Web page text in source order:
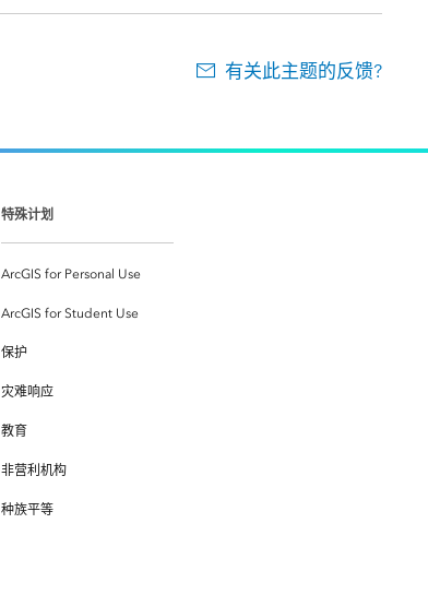
有关此主题的反馈?
特殊计划
ArcGIS for Personal Use
ArcGIS for Student Use
保护
灾难响应
教育
非营利机构
种族平等